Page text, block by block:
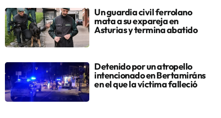
Un guardia civil ferrolano
mata a su expareja en
Asturias y termina abatido
Detenido por un atropello
intencionado en Bertamiráns
en el que la víctima falleció